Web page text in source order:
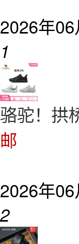
2026年
1
骆驼！拱
邮
2026年
2